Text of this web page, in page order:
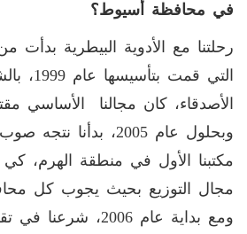
في محافظة أسيوط؟
رحلتنا مع الأدوية البيطرية بدأت
التي قمت
الأصدقاء، كان مجالنا الأساسي
وبحلول عام 2005، بدأنا
مكتبنا الأول في منطقة الهرم،
مجال التوزيع بحيث يجوب كل
ومع بداية عام 2006،